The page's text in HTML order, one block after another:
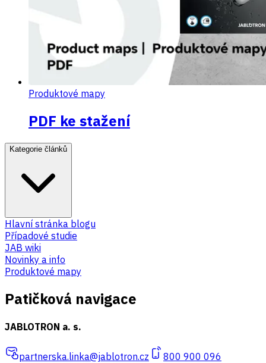
Produktové mapy
PDF ke stažení
Kategorie článků
Hlavní stránka blogu
Případové studie
JAB wiki
Novinky a info
Produktové mapy
Patičková navigace
JABLOTRON a. s.
partnerska.linka@jablotron.cz 800 900 096